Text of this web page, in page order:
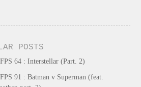
POSTS
64 : Interstellar (Part. 2)
91 : Batman v Superman (feat.